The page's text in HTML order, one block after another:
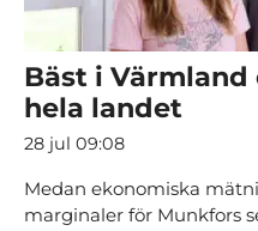
Bäst i Värmland
hela landet
28 jul 09:08
Medan ekonomiska
marginaler för Munkfors